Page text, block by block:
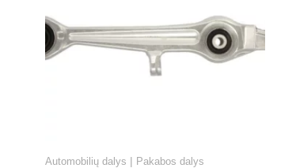
Automobilių dalys | Pakabos dalys